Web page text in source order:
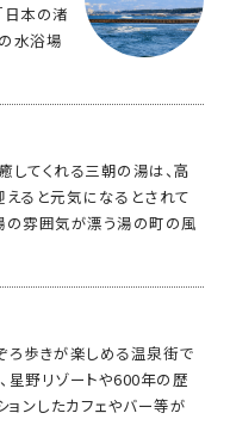
日本の渚
水浴場
してくれる三朝の湯は、高
えると元気になるとされて
の雰囲気が漂う湯の町の風
ろ歩きが楽しめる温泉街で
星野リゾートや600年の歴
ョンしたカフェやバー等が